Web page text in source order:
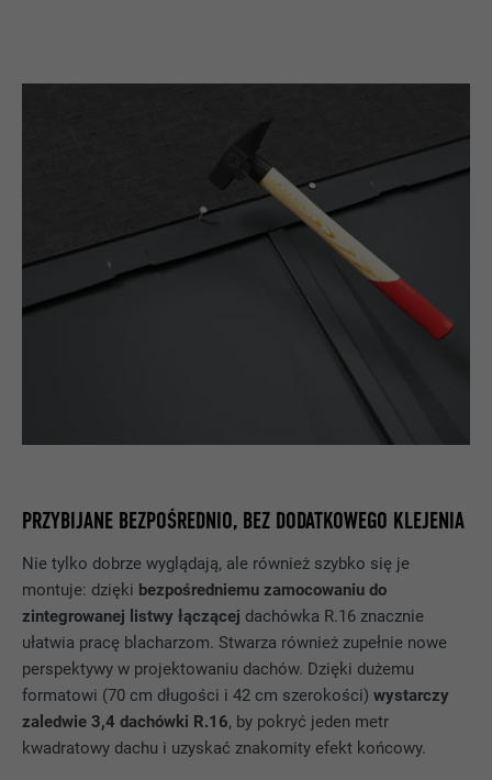
PRZYBIJANE BEZPOŚREDNIO, BEZ DODATKOWEGO KLEJENIA
Nie tylko dobrze wyglądają, ale również szybko się je
montuje: dzięki bezpośredniemu zamocowaniu do
zintegrowanej listwy łączącej dachówka R.16 znacznie
ułatwia pracę blacharzom. Stwarza również zupełnie nowe
perspektywy w projektowaniu dachów. Dzięki dużemu
formatowi (70 cm długości i 42 cm szerokości)wystarczy
zaledwie 3,4 dachówki R.16, by pokryć jeden metr
kwadratowy dachu i uzyskać znakomity efekt końcowy.